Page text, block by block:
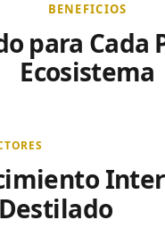
BENEFICIOS
para Cada
Ecosistema